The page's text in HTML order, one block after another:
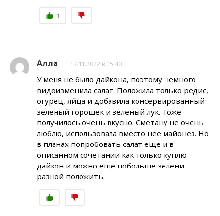
1
Алла 17.11.2022 в 15:40
У меня не было дайкона, поэтому немного
видоизменила салат. Положила только редис,
огурец, яйца и добавила консервированный
зеленый горошек и зеленый лук. Тоже
получилось очень вкусно. Сметану не очень
люблю, использовала вместо нее майонез. Но
в планах попробовать салат еще и в
описанном сочетании как только куплю
дайкон и можно еще побольше зелени
разной положить.